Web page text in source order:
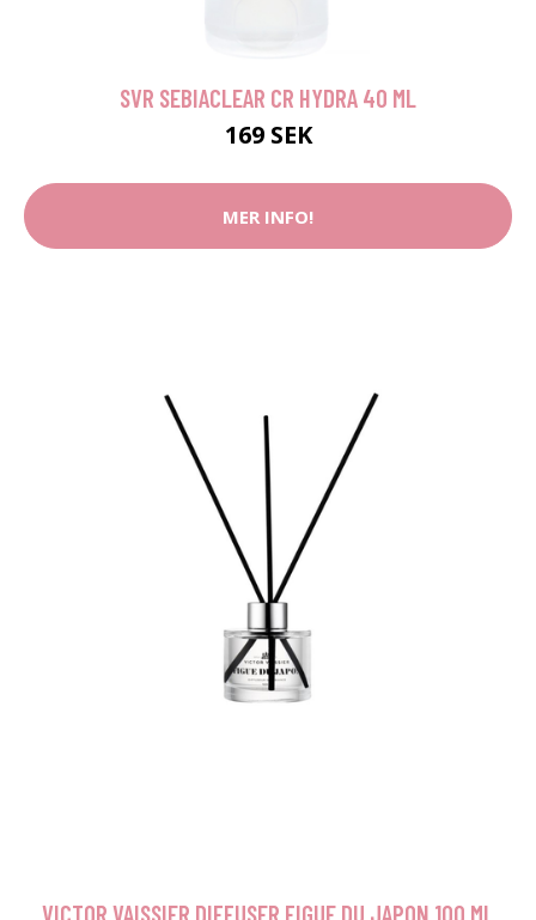
SVR SEBIACLEAR CR HYDRA 40 ML
169 SEK
MER INFO!
VICTOR VAISSIER DIFFUSER FIGUE DU JAPON 100 ML